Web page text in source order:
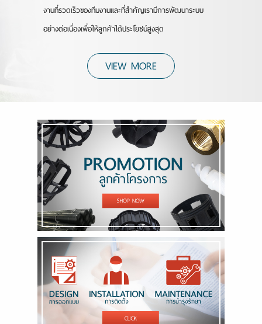
งานที่รวดเร็วของทีมงานและที่สำคัญเรามีการพัฒนาระบบ
อย่างต่อเนื่องเพื่อให้ลูกค้าได้ประโยชน์สูงสุด
VIEW MORE